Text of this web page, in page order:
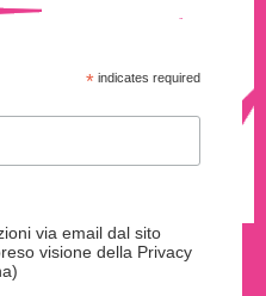
* indicates required
via email dal sito
visione della Privacy